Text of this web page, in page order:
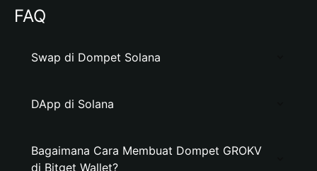
FAQ
Swap di Dompet Solana
DApp di Solana
Bagaimana Cara Membuat Dompet GROKV
di Bitget Wallet?